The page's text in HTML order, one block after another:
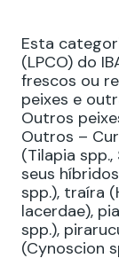
Esta
(LPCO) do
frescos ou
peixes e
Outros
Outros –
(Tilapia
seus
spp.), traíra
lacerdae),
spp.),
(Cynoscion